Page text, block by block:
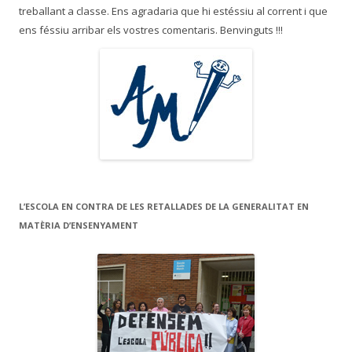
treballant a classe. Ens agradaria que hi estéssiu al corrent i que
ens féssiu arribar els vostres comentaris. Benvinguts !!!
L’ESCOLA EN CONTRA DE LES RETALLADES DE LA GENERALITAT EN
MATÈRIA D’ENSENYAMENT